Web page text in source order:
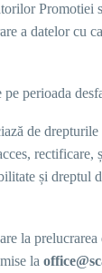
Promotiei
a datelor cu
perioada
de
rectificare,
și dreptul
la prelucrarea
la